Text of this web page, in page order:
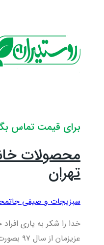
برای قیمت تماس
محصولات
تهران
سبزیجات و صیفی جات
خدا را شکر به یاری